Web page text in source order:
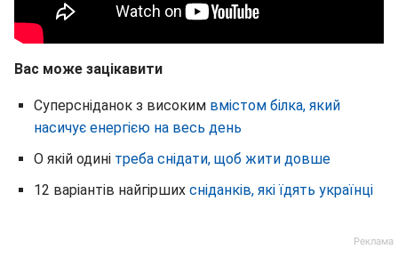
Вас може зацікавити
Суперсніданок з високим вмістом білка, який
насичує енергією на весь день
О якій одині треба снідати, щоб жити довше
12 варіантів найгірших сніданків, які їдять українці